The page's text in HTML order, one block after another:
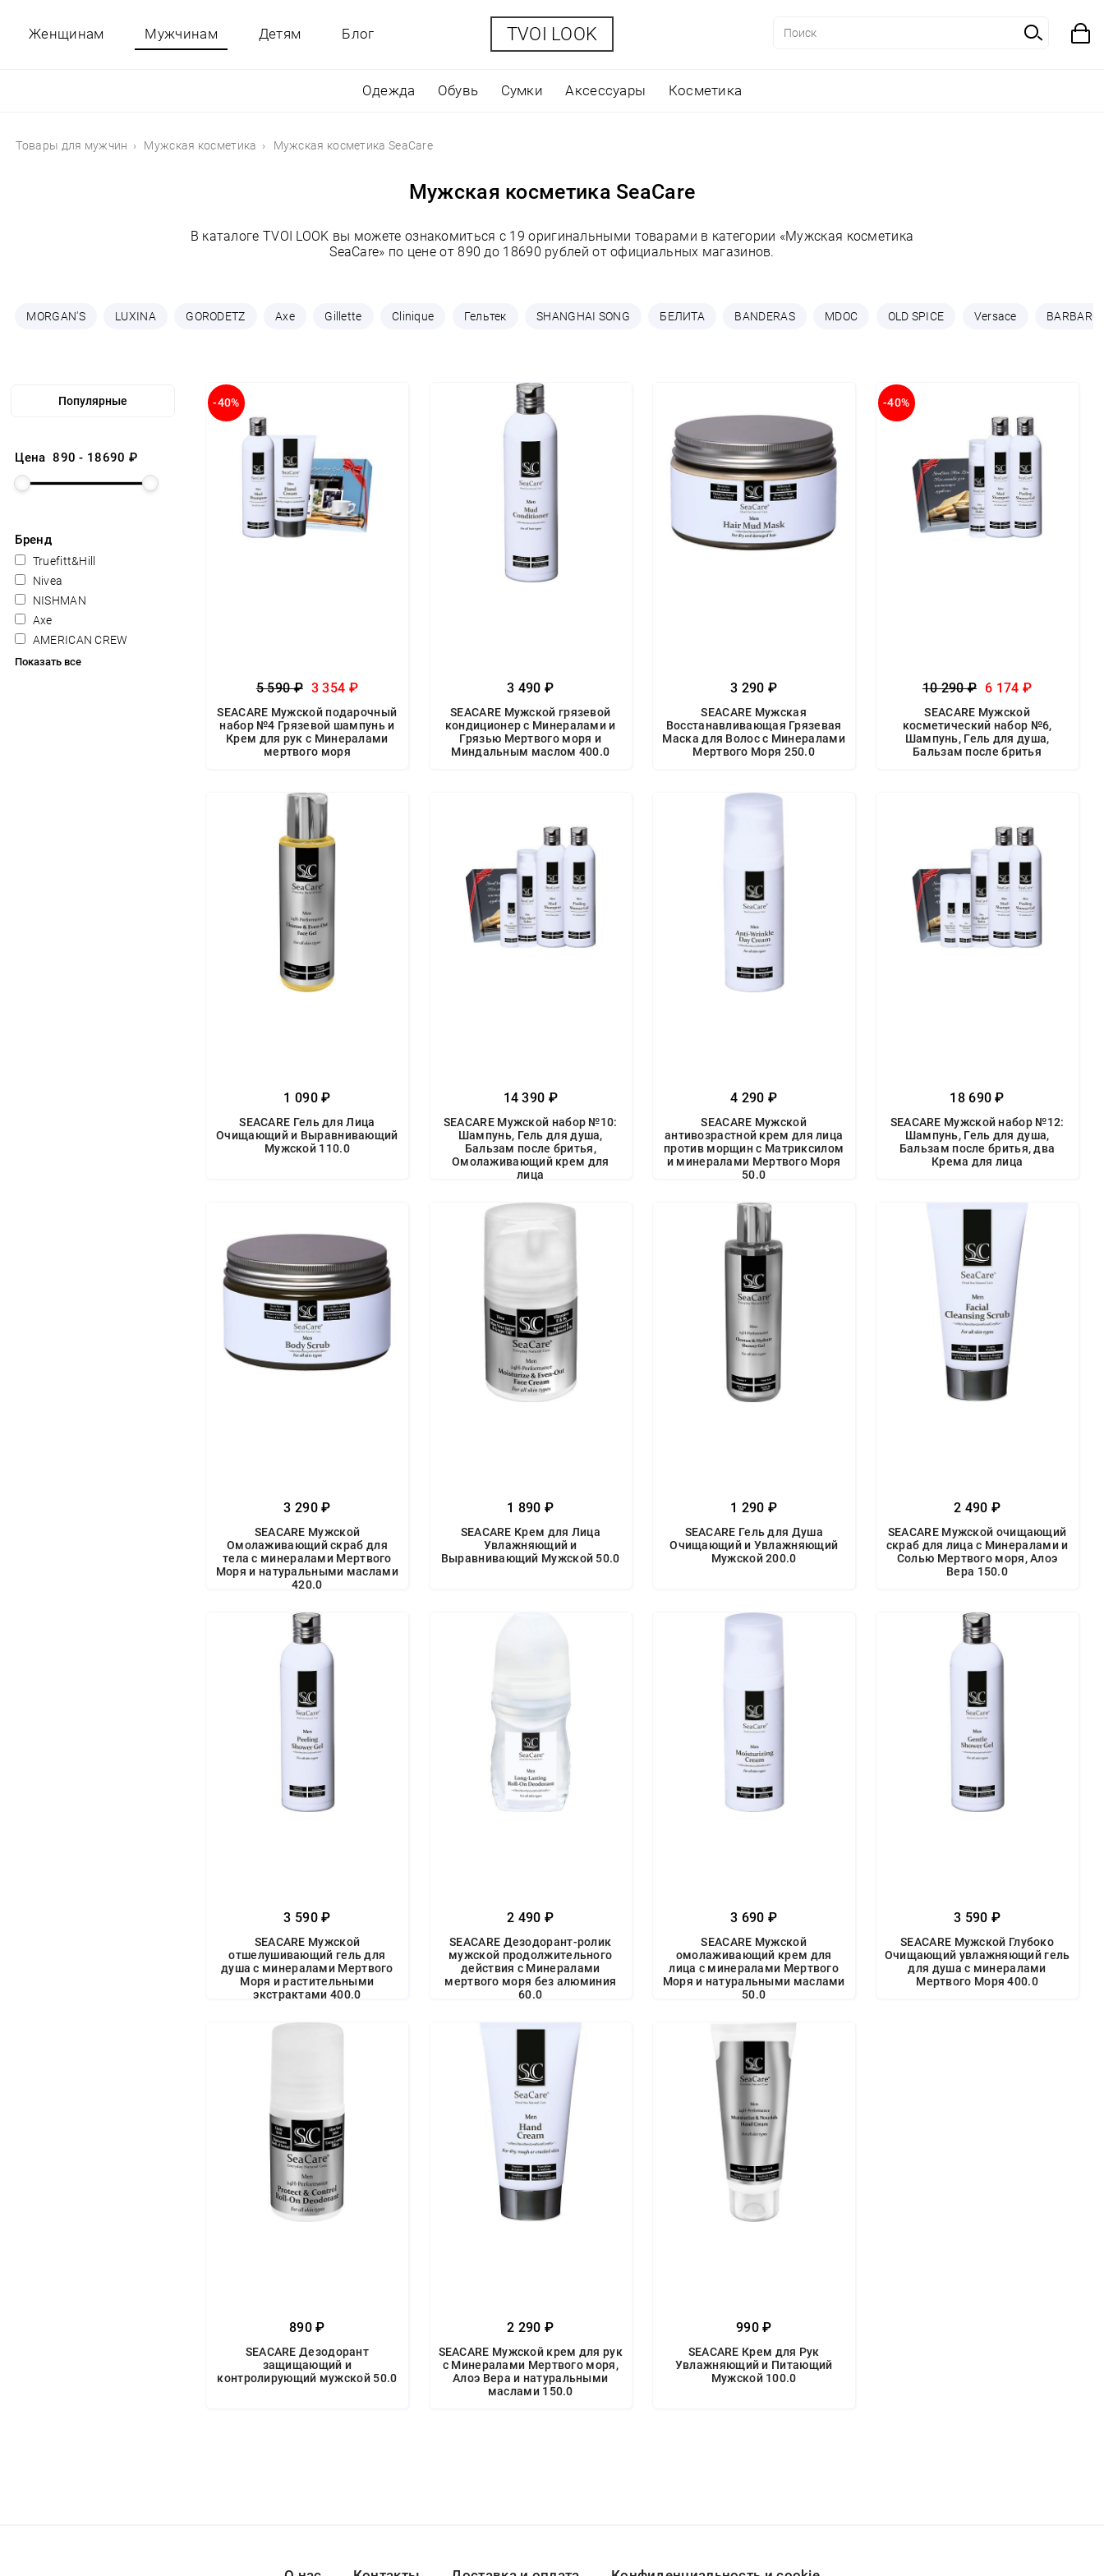
Женщинам Мужчинам
Одежда Обувь Сумки Аксессуары Косметика
Детям Блог TVOI LOOK
Товары для мужчин Мужская косметика Мужская косметика SeaCare
Мужская косметика SeaCare
В каталоге TVOI LOOK вы можете ознакомиться с 19 оригинальными товарами в категории «Мужская косметика
SeaCare» по цене от 890 до 18690 рублей от официальных магазинов.
MORGAN'S LUXINA GORODETZ Axe Gillette Clinique Гельтек SHANGHAI SONG БЕЛИТА BANDERAS MDOC OLD SPICE Versace
Цена890 - 18690 ₽
Бренд
Truefitt&Hill
Nivea
NISHMAN
Axe
AMERICAN CREW
Показать все
-40%
5 590 ₽ 3 354 ₽
SEACARE Мужской подарочный
набор №4 Грязевой шампунь и
Крем для рук с Минералами
мертвого моря
3 490 ₽
SEACARE Мужской грязевой
кондиционер с Минералами и
Грязью Мертвого моря и
Миндальным маслом 400.0
3 290 ₽
SEACARE Мужская
Восстанавливающая Грязевая
Маска для Волос с Минералами
Мертвого Моря 250.0
-40%
10 290 ₽ 6 174 ₽
SEACARE Мужской
косметический набор №6,
Шампунь, Гель для душа,
Бальзам после бритья
1 090 ₽
SEACARE Гель для Лица
Очищающий и Выравнивающий
Мужской 110.0
14 390 ₽
SEACARE Мужской набор №10:
Шампунь, Гель для душа,
Бальзам после бритья,
Омолаживающий крем для
лица
4 290 ₽
SEACARE Мужской
антивозрастной крем для лица
против морщин с Матриксилом
и минералами Мертвого Моря
50.0
18 690 ₽
SEACARE Мужской набор №12:
Шампунь, Гель для душа,
Бальзам после бритья, два
Крема для лица
3 290 ₽
SEACARE Мужской
Омолаживающий скраб для
тела с минералами Мертвого
Моря и натуральными маслами
420.0
1 890 ₽
SEACARE Крем для Лица
Увлажняющий и
Выравнивающий Мужской 50.0
1 290 ₽
SEACARE Гель для Душа
Очищающий и Увлажняющий
Мужской 200.0
2 490 ₽
SEACARE Мужской очищающий
скраб для лица с Минералами и
Солью Мертвого моря, Алоэ
Вера 150.0
3 590 ₽
SEACARE Мужской
отшелушивающий гель для
душа с минералами Мертвого
Моря и растительными
экстрактами 400.0
2 490 ₽
SEACARE Дезодорант-ролик
мужской продолжительного
действия с Минералами
мертвого моря без алюминия
60.0
3 690 ₽
SEACARE Мужской
омолаживающий крем для
лица с минералами Мертвого
Моря и натуральными маслами
50.0
3 590 ₽
SEACARE Мужской Глубоко
Очищающий увлажняющий гель
для душа с минералами
Мертвого Моря 400.0
890 ₽
SEACARE Дезодорант
защищающий и
контролирующий мужской 50.0
2 290 ₽
SEACARE Мужской крем для рук
с Минералами Мертвого моря,
Алоэ Вера и натуральными
маслами 150.0
990 ₽
SEACARE Крем для Рук
Увлажняющий и Питающий
Мужской 100.0